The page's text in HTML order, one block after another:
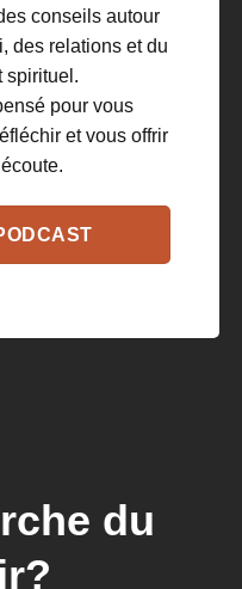
conseils autour
des relations et du
spirituel.
pour vous
et vous offrir
du